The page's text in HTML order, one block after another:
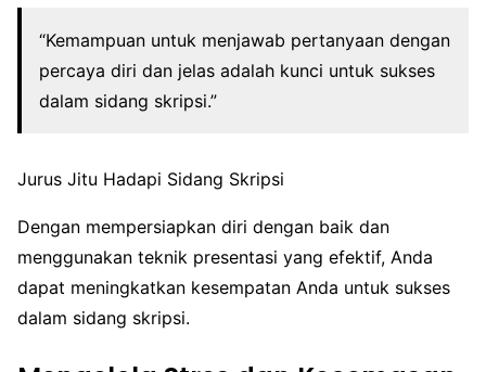
“Kemampuan untuk menjawab pertanyaan dengan
percaya diri dan jelas adalah kunci untuk sukses
dalam sidang skripsi.”
Jurus Jitu Hadapi Sidang Skripsi
Dengan mempersiapkan diri dengan baik dan
menggunakan teknik presentasi yang efektif, Anda
dapat meningkatkan kesempatan Anda untuk sukses
dalam sidang skripsi.